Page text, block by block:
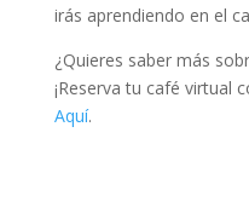
irás aprendiendo en el
¿Quieres saber más
¡Reserva tu café virtual
Aquí.